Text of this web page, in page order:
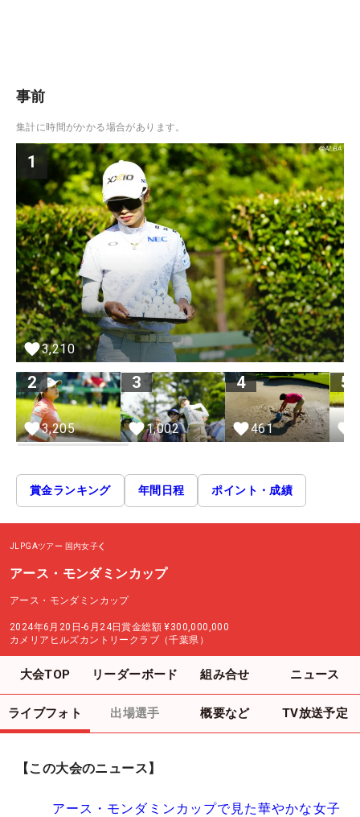
事前
集計に時間がかかる場合があります。
1
3,210
2
3,205
3
1,002
4
461
5
賞金ランキング 年間日程 ポイント・成績
JLPGAツアー 国内女子
アース・モンダミンカップ
アース・モンダミンカップ
2024年6月20日-6月24日賞金総額 ¥300,000,000
カメリアヒルズカントリークラブ（千葉県）
大会TOP リーダーボード 組み合せ ニュース
ライブフォト 出場選手 概要など TV放送予定
【この大会のニュース】
アース・モンダミンカップで見た華やかな女子